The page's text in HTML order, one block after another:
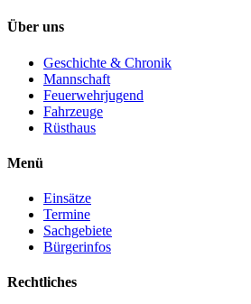
Über uns
Geschichte & Chronik
Mannschaft
Feuerwehrjugend
Fahrzeuge
Rüsthaus
Menü
Einsätze
Termine
Sachgebiete
Bürgerinfos
Rechtliches